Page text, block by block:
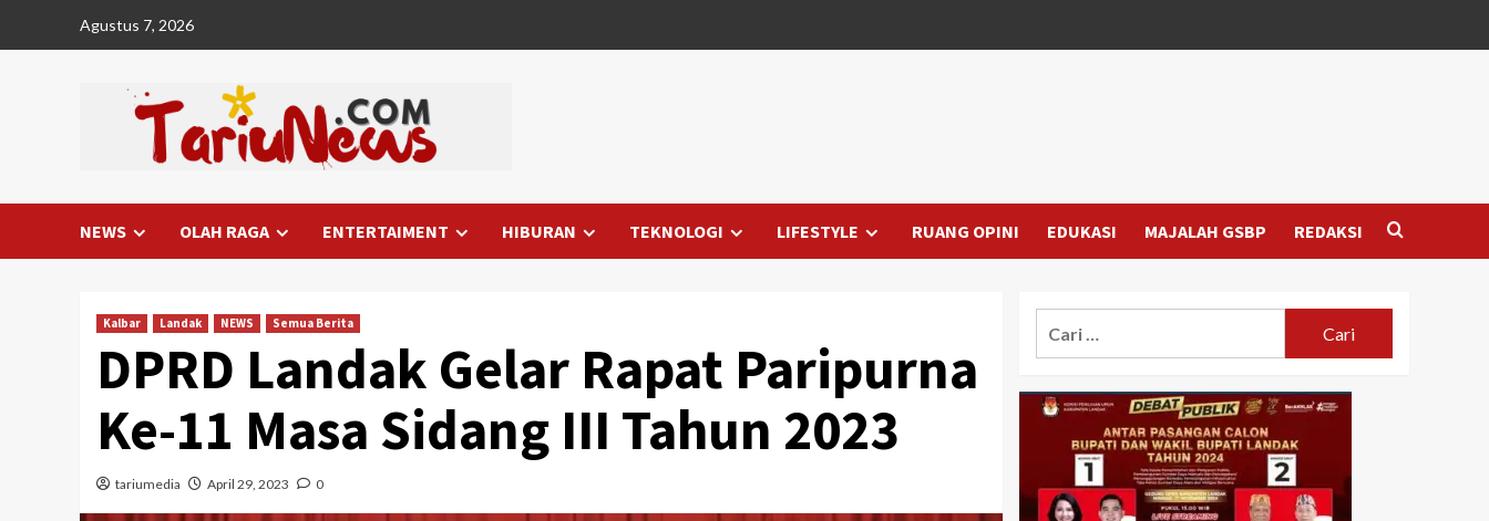
Agustus 7, 2026
NEWS OLAH RAGA ENTERTAIMENT HIBURAN TEKNOLOGI LIFESTYLE RUANG OPINI EDUKASI MAJALAH GSBP REDAKSI
Kalbar Landak NEWS Semua Berita
DPRD Landak Gelar Rapat Paripurna
Ke-11 Masa Sidang III Tahun 2023
tariumedia April 29, 2023 0